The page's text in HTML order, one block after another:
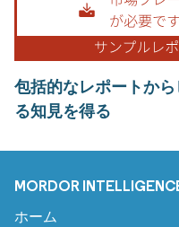
包括的なレポートか
る知見を得る
MORDOR
ホーム